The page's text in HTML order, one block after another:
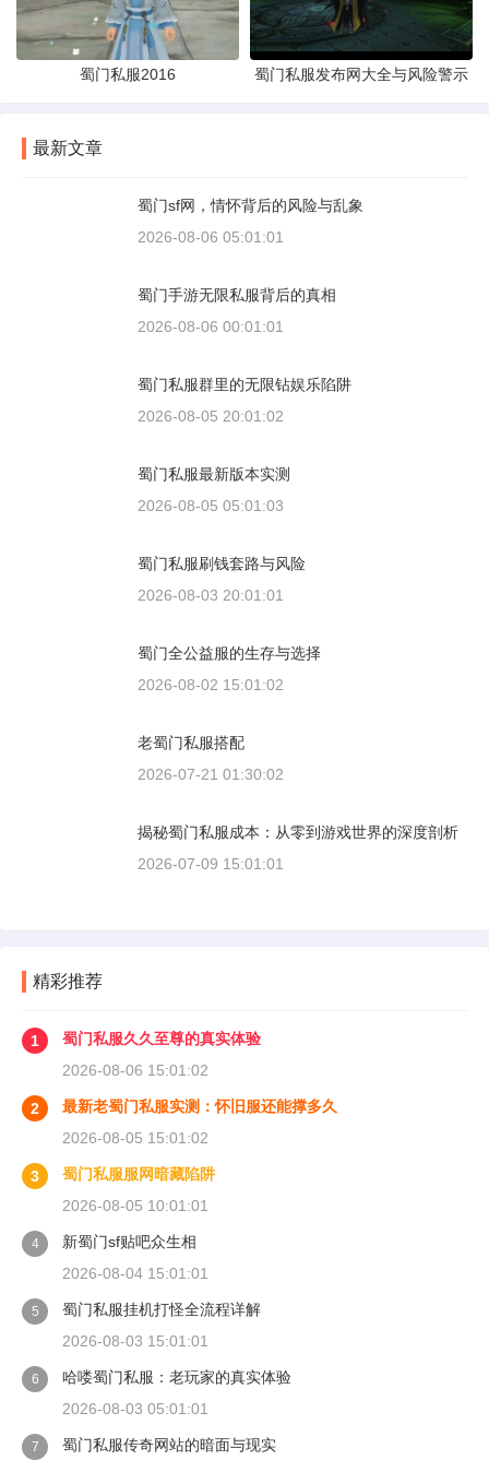
蜀门私服2016 蜀门私服发布网大全与风险警示
最新文章
蜀门sf网，情怀背后的风险与乱象
2026-08-06 05:01:01
蜀门手游无限私服背后的真相
2026-08-06 00:01:01
蜀门私服群里的无限钻娱乐陷阱
2026-08-05 20:01:02
蜀门私服最新版本实测
2026-08-05 05:01:03
蜀门私服刷钱套路与风险
2026-08-03 20:01:01
蜀门全公益服的生存与选择
2026-08-02 15:01:02
老蜀门私服搭配
2026-07-21 01:30:02
揭秘蜀门私服成本：从零到游戏世界的深度剖析
2026-07-09 15:01:01
精彩推荐
1
蜀门私服久久至尊的真实体验
2026-08-06 15:01:02
2
最新老蜀门私服实测：怀旧服还能撑多久
2026-08-05 15:01:02
3
蜀门私服服网暗藏陷阱
2026-08-05 10:01:01
4
新蜀门sf贴吧众生相
2026-08-04 15:01:01
5
蜀门私服挂机打怪全流程详解
2026-08-03 15:01:01
6
哈喽蜀门私服：老玩家的真实体验
2026-08-03 05:01:01
7 蜀门私服传奇网站的暗面与现实